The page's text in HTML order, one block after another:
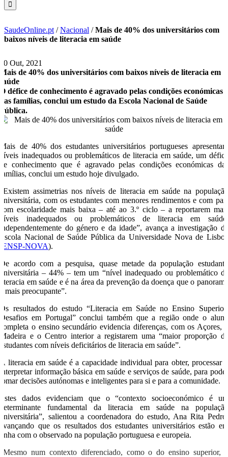
SaudeOnline.pt /Nacional /Mais de 40% dos universitários com
baixos níveis de literacia em saúde
20 Out, 2021
Mais de 40% dos universitários com baixos níveis de literacia em
saúde
O défice de conhecimento é agravado pelas condições económicas
das famílias, conclui um estudo da Escola Nacional de Saúde
Pública.
Mais de 40% dos estudantes universitários portugueses apresentam
níveis inadequados ou problemáticos de literacia em saúde, um défice
de conhecimento que é agravado pelas condições económicas das
famílias, conclui um estudo hoje divulgado.
“Existem assimetrias nos níveis de literacia em saúde na população
universitária, com os estudantes com menores rendimentos e com pais
com escolaridade mais baixa – até ao 3.º ciclo – a reportarem mais
níveis inadequados ou problemáticos de literacia em saúde,
independentemente do género e da idade”, avança a investigação da
Escola Nacional de Saúde Pública da Universidade Nova de Lisboa
ENSP-NOVA).
De acordo com a pesquisa, quase metade da população estudantil
universitária – 44% – tem um “nível inadequado ou problemático de
literacia em saúde e é na área da prevenção da doença que o panorama
é mais preocupante”.
Os resultados do estudo “Literacia em Saúde no Ensino Superior:
Desafios em Portugal” conclui também que a região onde o aluno
completa o ensino secundário evidencia diferenças, com os Açores, a
Madeira e o Centro interior a registarem uma “maior proporção de
estudantes com níveis deficitários de literacia em saúde”.
A literacia em saúde é a capacidade individual para obter, processar e
interpretar informação básica em saúde e serviços de saúde, para poder
tomar decisões autónomas e inteligentes para si e para a comunidade.
Estes dados evidenciam que o “contexto socioeconómico é um
determinante fundamental da literacia em saúde na população
universitária”, salientou a coordenadora do estudo, Ana Rita Pedro,
avançando que os resultados dos estudantes universitários estão em
linha com o observado na população portuguesa e europeia.
“Mesmo num contexto diferenciado, como o do ensino superior, a